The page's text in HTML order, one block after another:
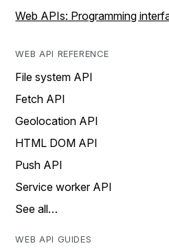
Web APIs: Programming
WEB API REFERENCE
File system API
Fetch API
Geolocation API
HTML DOM API
Push API
Service worker API
See all…
WEB API GUIDES